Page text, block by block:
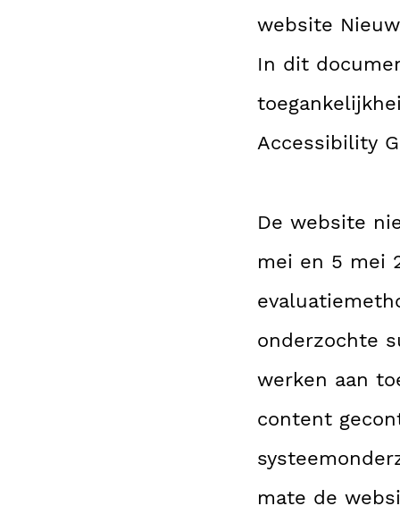
website
In dit
Accessibility
De website
mei en 5 mei
onderzochte
werken aan
content
mate de